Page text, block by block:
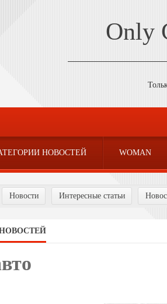
Only
НОВОСТЕЙ WOMAN
Новости Интересные статьи